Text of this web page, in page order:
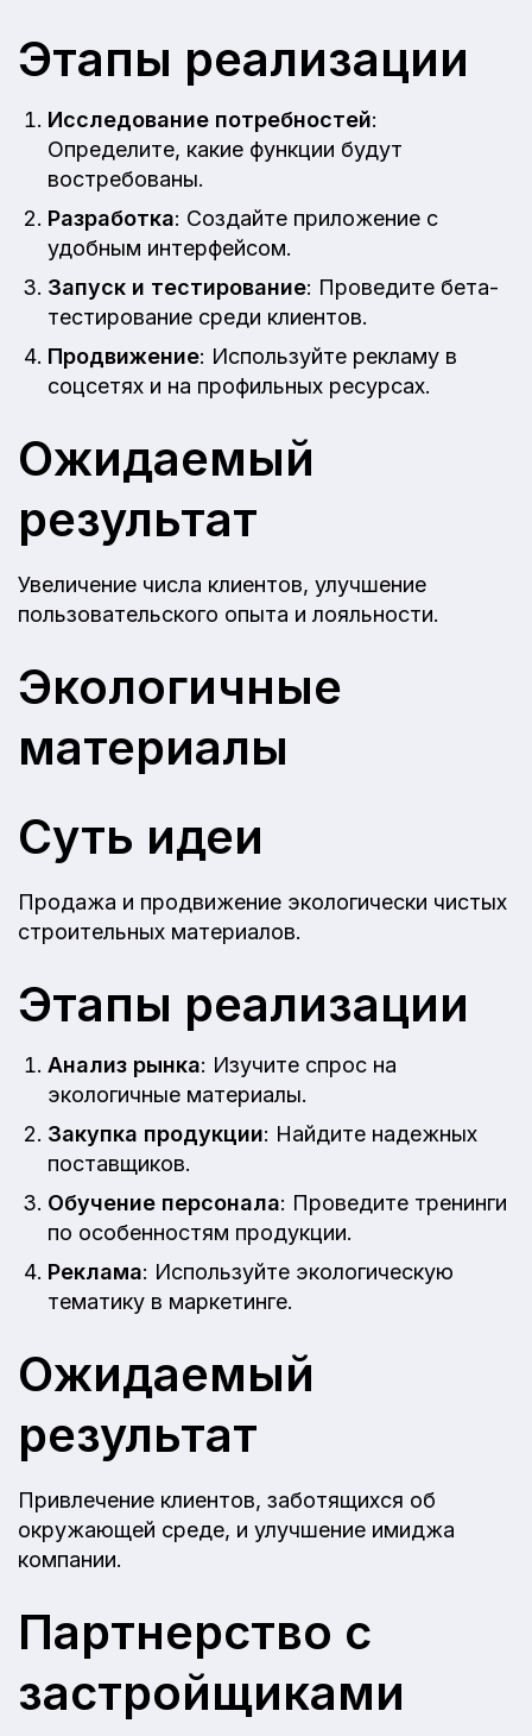
Этапы реализации
Исследование потребностей:
Определите, какие функции будут
востребованы.
Разработка: Создайте приложение с
удобным интерфейсом.
Запуск и тестирование: Проведите бета-
тестирование среди клиентов.
Продвижение: Используйте рекламу в
соцсетях и на профильных ресурсах.
Ожидаемый
результат
Увеличение числа клиентов, улучшение
пользовательского опыта и лояльности.
Экологичные
материалы
Суть идеи
Продажа и продвижение экологически чистых
строительных материалов.
Этапы реализации
Анализ рынка: Изучите спрос на
экологичные материалы.
Закупка продукции: Найдите надежных
поставщиков.
Обучение персонала: Проведите тренинги
по особенностям продукции.
Реклама: Используйте экологическую
тематику в маркетинге.
Ожидаемый
результат
Привлечение клиентов, заботящихся об
окружающей среде, и улучшение имиджа
компании.
Партнерство с
застройщиками